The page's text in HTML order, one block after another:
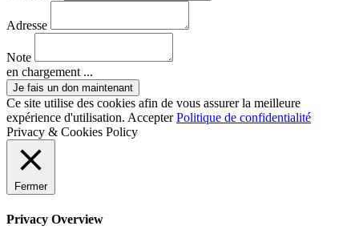
Adresse
Note
en chargement ...
Ce site utilise des cookies afin de vous assurer la meilleure
expérience d'utilisation. Accepter Politique de confidentialité
Privacy & Cookies Policy
Fermer
Privacy Overview